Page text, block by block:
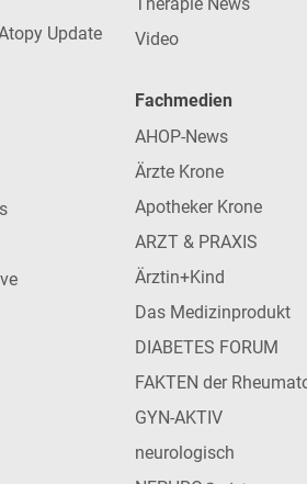
Update
Video
Fachmedien
AHOP-News
Ärzte Krone
Apotheker Krone
ARZT & PRAXIS
Ärztin+Kind
Das Medizinprodukt
DIABETES FORUM
FAKTEN der
GYN-AKTIV
neurologisch